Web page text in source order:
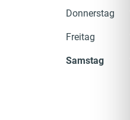
Donnerstag
Freitag
Samstag